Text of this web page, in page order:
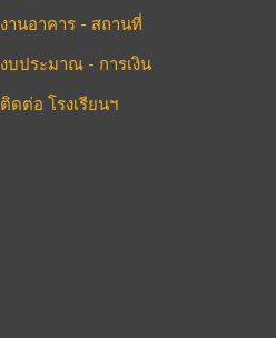
งานอาคาร - สถานที่
งบประมาณ - การเงิน
ติดต่อ โรงเรียนฯ